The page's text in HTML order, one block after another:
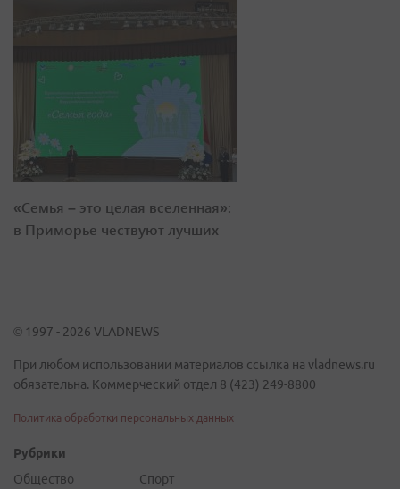
«Семья – это целая вселенная»:
в Приморье чествуют лучших
© 1997 - 2026 VLADNEWS
При любом использовании материалов ссылка на vladnews.ru
обязательна. Коммерческий отдел 8 (423) 249-8800
Политика обработки персональных данных
Рубрики
Общество
Спорт